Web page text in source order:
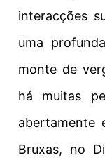
interacções
uma profunda
monte de
há muitas
abertamente
Bruxas, no